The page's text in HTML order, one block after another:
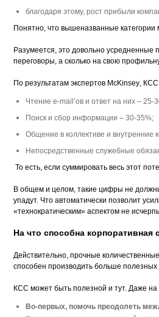
благодаря этому, рост прибыли
Понятно, что вышеназванные
Разумеется, это довольно усредненные
переговоры, а сколько на свою
По результатам экспертов McKinsey, КСС
Чтение e-mail ’ов и ответ на них – 25-
Поиск и сбор информации – 30-35%;
Общение в коллективе и внутренние
Непосредственные служебные
То есть, если суммировать весь этот
В общем и целом, такие цифры не
упадут. Что автоматически позволит
«технократическим» аспектом не
На что способна
Действительно, прочные
способен производить больше полезных
Во-первых, помочь преодолеть